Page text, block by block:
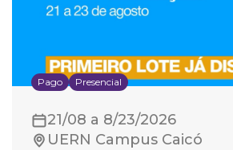
Pago Presencial
21/08 a 8/23/2026
UERN Campus Caicó